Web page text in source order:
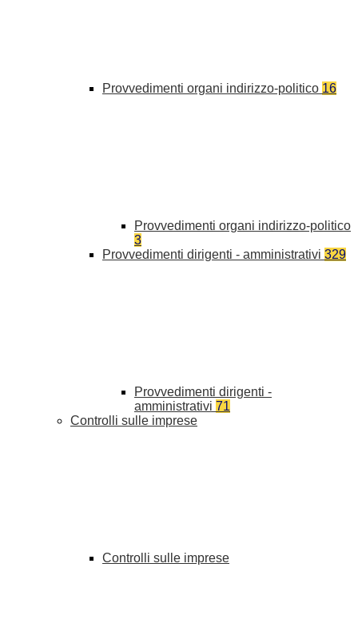
Provvedimenti organi indirizzo-politico 16
Provvedimenti organi indirizzo-politico
3
Provvedimenti dirigenti - amministrativi 329
Provvedimenti dirigenti -
amministrativi 71
Controlli sulle imprese
Controlli sulle imprese